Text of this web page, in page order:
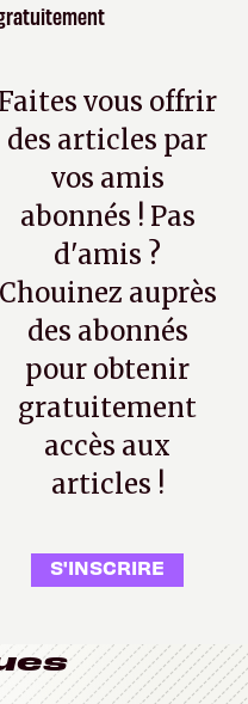
vous offrir
des articles par
vos amis
abonnés ! Pas
d'amis ?
Chouinez auprès
des abonnés
pour obtenir
gratuitement
accès aux
articles !
S'INSCRIRE